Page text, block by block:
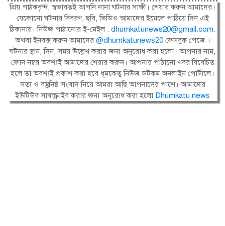
প্রিয় পাঠকবৃন্দ, স্বভাবতই আপনি নানা ঘটনার সাক্ষী। শেয়ার করুন আমাদের।
যেকোনো ঘটনার বিবরণ, ছবি, ভিডিও আমাদের ইমেলে পাঠিয়ে দিন এই
ঠিকানায়। নিউজ পাঠানোর ই-মেইল : dhumkatunews20@gmail.com.
অথবা ইনবক্স করুন আমাদের@dhumkatunews20 ফেসবুক পেজে ।
ঘটনার স্থান, দিন, সময় উল্লেখ করার জন্য অনুরোধ করা হলো। আপনার নাম,
ফোন নম্বর অবশ্যই আমাদের শেয়ার করুন। আপনার পাঠানো খবর বিবেচিত
হলে তা অবশ্যই প্রকাশ করা হবে ধূমকেতু নিউজ ডটকম অনলাইন পোর্টালে।
সত্য ও বস্তুনিষ্ঠ সংবাদ নিয়ে আমরা আছি আপনাদের পাশে। আমাদের
ইউটিউব সাবস্ক্রাইব করার জন্য অনুরোধ করা হলো Dhumkatu news